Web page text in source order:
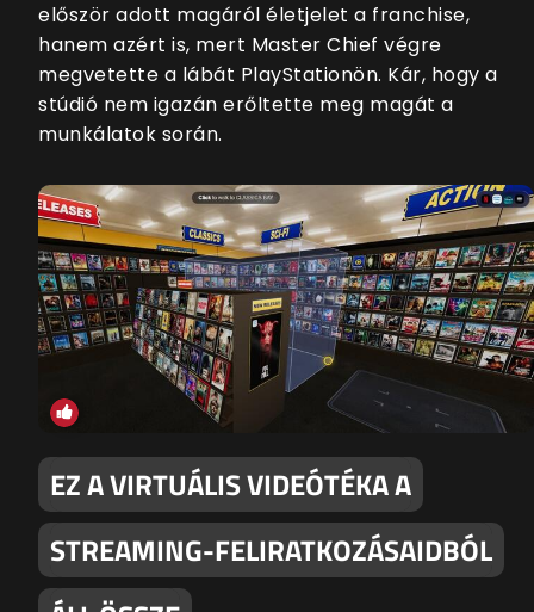
először adott magáról életjelet a franchise,
hanem azért is, mert Master Chief végre
megvetette a lábát PlayStationön. Kár, hogy a
stúdió nem igazán erőltette meg magát a
munkálatok során.
EZ A VIRTUÁLIS VIDEÓTÉKA A
STREAMING-FELIRATKOZÁSAIDBÓL